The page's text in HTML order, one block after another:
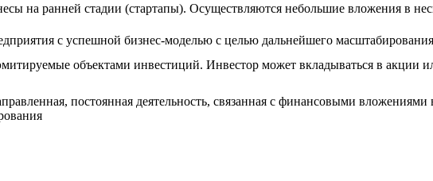
на ранней стадии (стартапы). Осуществляются небольшие вложения в
с успешной бизнес-моделью с целью дальнейшего масштабирования
объектами инвестиций. Инвестор может вкладываться в акции
постоянная деятельность, связанная с финансовыми